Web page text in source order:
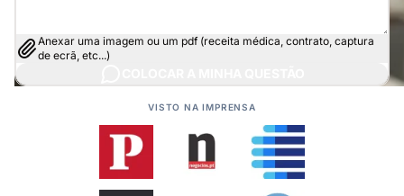
Anexar uma imagem ou um pdf (receita médica, contrato, captura
de ecrã, etc...)
VISTO NA IMPRENSA